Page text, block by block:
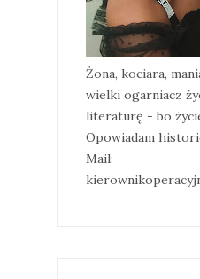
Żona, kociara,
wielki ogarniacz
literaturę - bo
Opowiadam
Mail: